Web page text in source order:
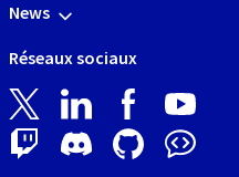
News
Réseaux sociaux